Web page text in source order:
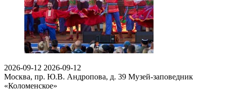
2026-09-12 2026-09-12
Москва, пр. Ю.В. Андропова, д. 39 Музей-заповедник
«Коломенское»